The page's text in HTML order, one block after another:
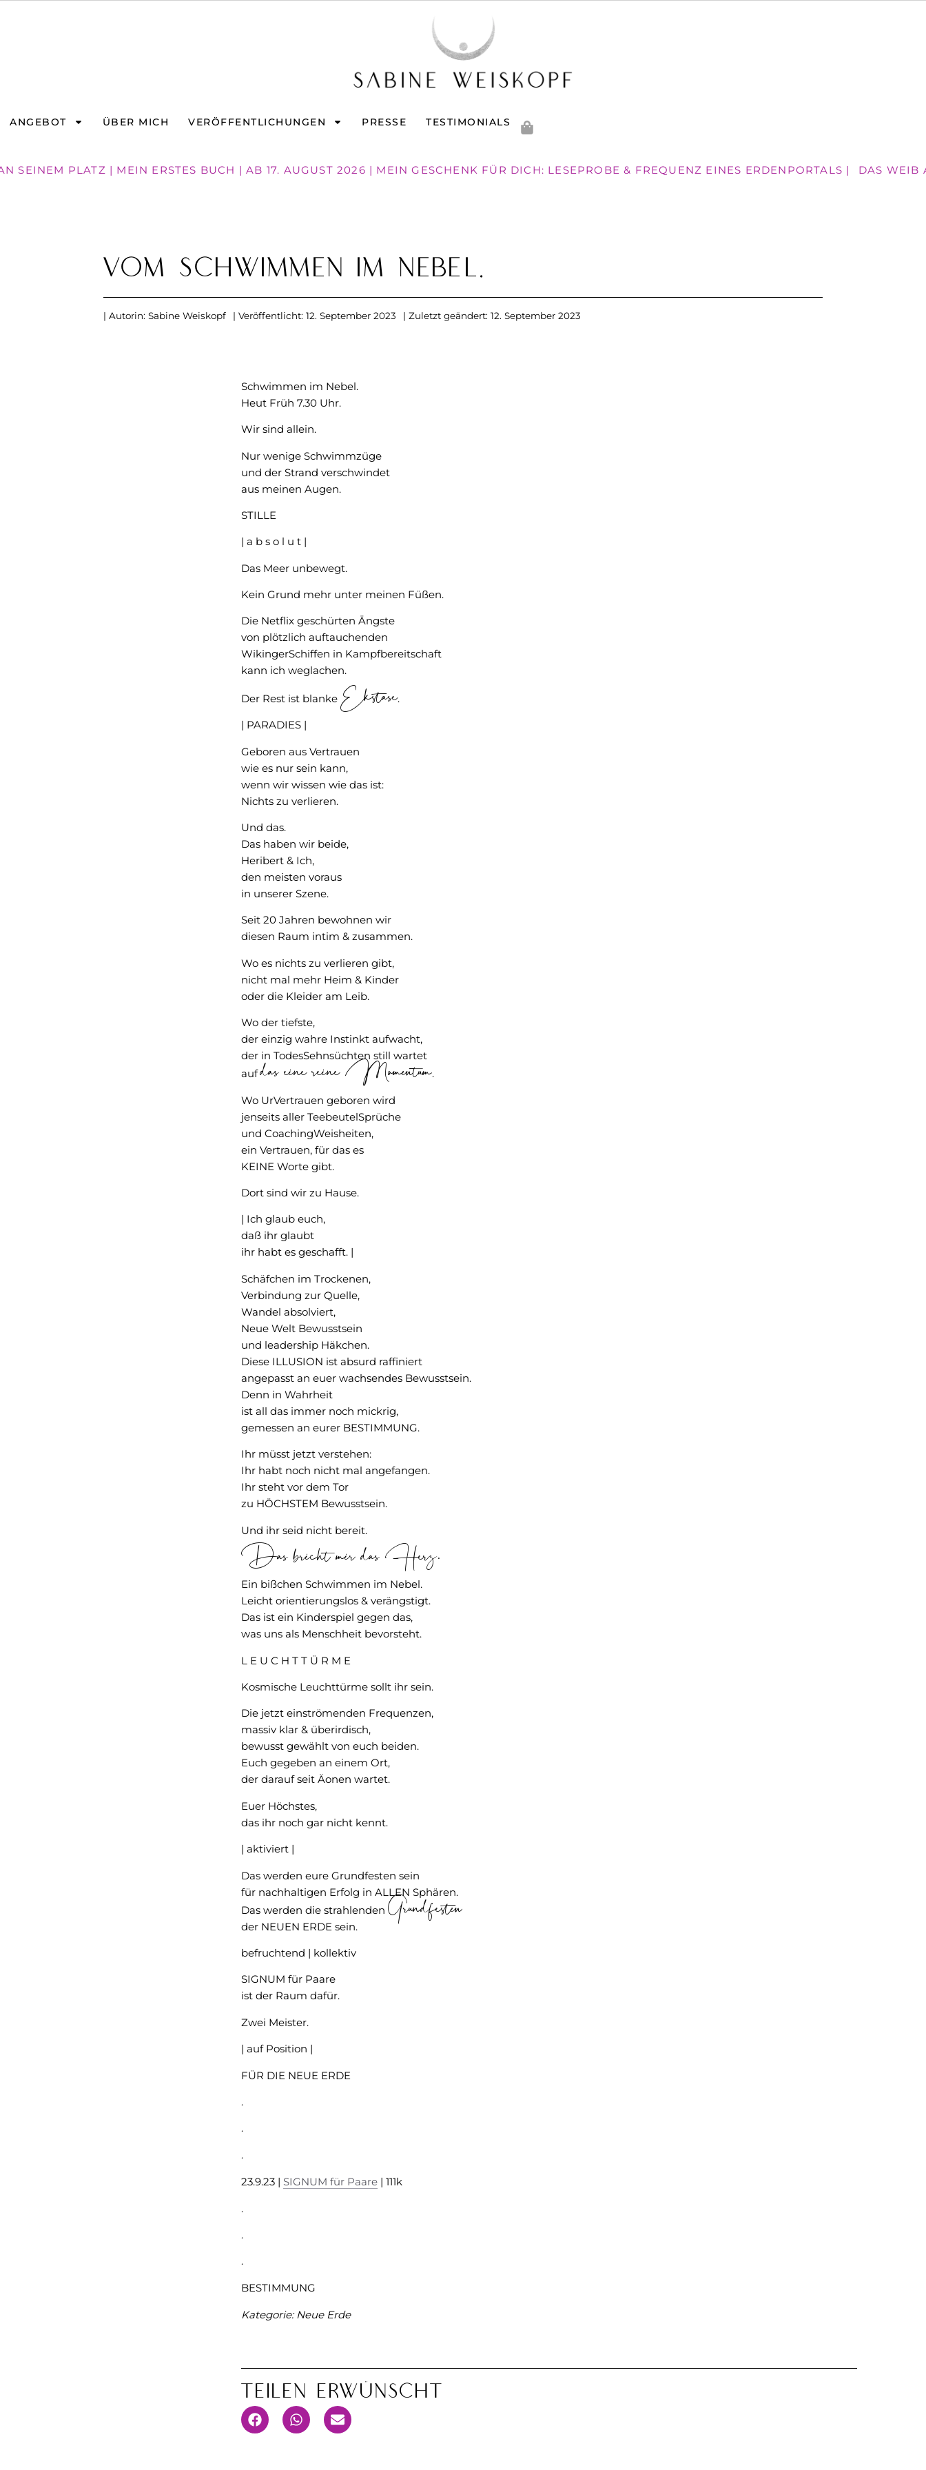
ANGEBOT ÜBER MICH VERÖFFENTLICHUNGEN PRESSE TESTIMONIALS
SEINEM PLATZ | MEIN ERSTES BUCH | AB 17. AUGUST 2026 | MEIN GESCHENK FÜR DICH: LESEPROBE & FREQUENZ EINES ERDENPORTALS | DAS WEIB
Vom Schwimmen im Nebel.
| Autorin: Sabine Weiskopf | Veröffentlicht: 12. September 2023 | Zuletzt geändert: 12. September 2023
Schwimmen im Nebel.
Heut Früh 7.30 Uhr.
Wir sind allein.
Nur wenige Schwimmzüge
und der Strand verschwindet
aus meinen Augen.
STILLE
| a b s o l u t |
Das Meer unbewegt.
Kein Grund mehr unter meinen Füßen.
Die Netflix geschürten Ängste
von plötzlich auftauchenden
WikingerSchiffen in Kampfbereitschaft
kann ich weglachen.
Der Rest ist blanke Ekstase.
| PARADIES |
Geboren aus Vertrauen
wie es nur sein kann,
wenn wir wissen wie das ist:
Nichts zu verlieren.
Und das.
Das haben wir beide,
Heribert & Ich,
den meisten voraus
in unserer Szene.
Seit 20 Jahren bewohnen wir
diesen Raum intim & zusammen.
Wo es nichts zu verlieren gibt,
nicht mal mehr Heim & Kinder
oder die Kleider am Leib.
Wo der tiefste,
der einzig wahre Instinkt aufwacht,
der in TodesSehnsüchten still wartet
aufdas eine reine Momentum.
Wo UrVertrauen geboren wird
jenseits aller TeebeutelSprüche
und CoachingWeisheiten,
ein Vertrauen, für das es
KEINE Worte gibt.
Dort sind wir zu Hause.
| Ich glaub euch,
daß ihr glaubt
ihr habt es geschafft. |
Schäfchen im Trockenen,
Verbindung zur Quelle,
Wandel absolviert,
Neue Welt Bewusstsein
und leadership Häkchen.
Diese ILLUSION ist absurd raffiniert
angepasst an euer wachsendes Bewusstsein.
Denn in Wahrheit
ist all das immer noch mickrig,
gemessen an eurer BESTIMMUNG.
Ihr müsst jetzt verstehen:
Ihr habt noch nicht mal angefangen.
Ihr steht vor dem Tor
zu HÖCHSTEM Bewusstsein.
Und ihr seid nicht bereit.
Das bricht mir das Herz.
Ein bißchen Schwimmen im Nebel.
Leicht orientierungslos & verängstigt.
Das ist ein Kinderspiel gegen das,
was uns als Menschheit bevorsteht.
L E U C H T T Ü R M E
Kosmische Leuchttürme sollt ihr sein.
Die jetzt einströmenden Frequenzen,
massiv klar & überirdisch,
bewusst gewählt von euch beiden.
Euch gegeben an einem Ort,
der darauf seit Äonen wartet.
Euer Höchstes,
das ihr noch gar nicht kennt.
| aktiviert |
Das werden eure Grundfesten sein
für nachhaltigen Erfolg in ALLEN Sphären.
Das werden die strahlenden Grundfesten
der NEUEN ERDE sein.
befruchtend | kollektiv
SIGNUM für Paare
ist der Raum dafür.
Zwei Meister.
| auf Position |
FÜR DIE NEUE ERDE
.
.
.
23.9.23 | SIGNUM für Paare | 111k
.
.
.
BESTIMMUNG
Kategorie:Neue Erde
Teilen Erwünscht